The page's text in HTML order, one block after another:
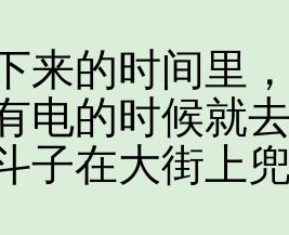
的时间里，
电的时候就
子在大街上